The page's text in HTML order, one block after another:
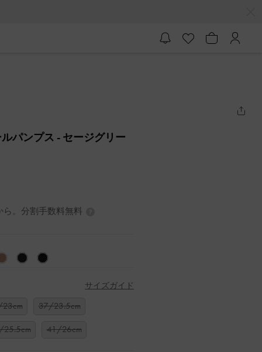
パンプス - セージグリー
。分割手数料無料
サイズガイド
37/23.5cm
41/26cm